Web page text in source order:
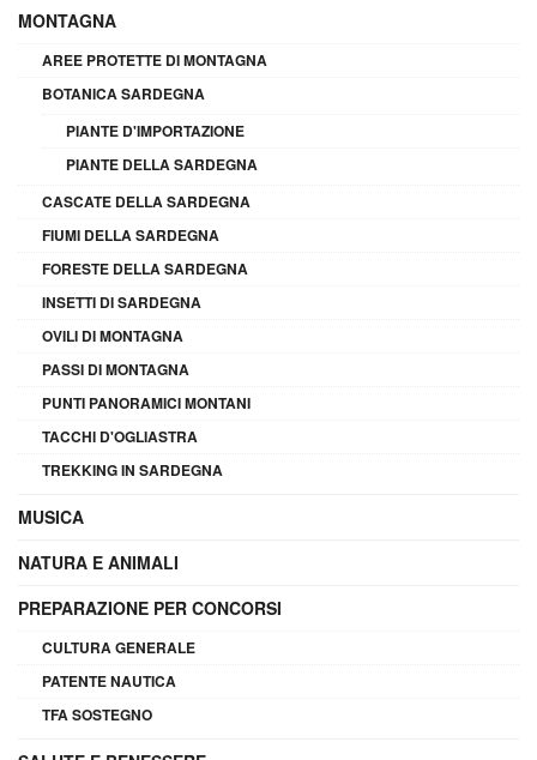
MONTAGNA
AREE PROTETTE DI MONTAGNA
BOTANICA SARDEGNA
PIANTE D'IMPORTAZIONE
PIANTE DELLA SARDEGNA
CASCATE DELLA SARDEGNA
FIUMI DELLA SARDEGNA
FORESTE DELLA SARDEGNA
INSETTI DI SARDEGNA
OVILI DI MONTAGNA
PASSI DI MONTAGNA
PUNTI PANORAMICI MONTANI
TACCHI D'OGLIASTRA
TREKKING IN SARDEGNA
MUSICA
NATURA E ANIMALI
PREPARAZIONE PER CONCORSI
CULTURA GENERALE
PATENTE NAUTICA
TFA SOSTEGNO